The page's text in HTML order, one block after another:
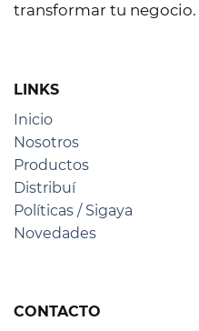
transformar tu negocio.
LINKS
Inicio
Nosotros
Productos
Distribuí
Políticas / Sigaya
Novedades
CONTACTO